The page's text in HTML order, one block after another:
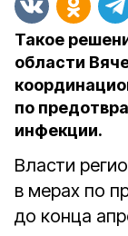
Такое
области
по
инфекции.
Власти
в мерах по
до конца